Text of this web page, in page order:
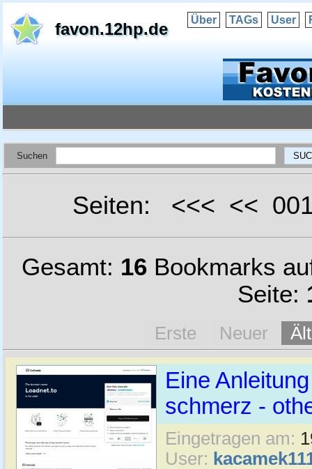
favon.12hp.de Über TAGs User
Suchen
Seiten: <<< <<
Gesamt: 16 Bookmarks
Seite:
Erste Neuer
Eine
schmerz -
Eingetragen am:
User: